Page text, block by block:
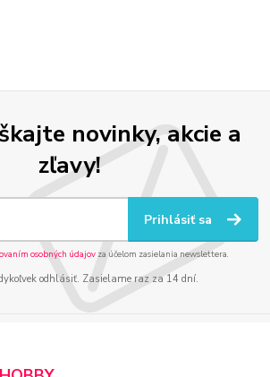
novinky, akcie a
zľavy!
Prihlásiť sa
osobných údajov za účelom zasielania newslettera.
odhlásiť. Zasielame raz za 14 dní.